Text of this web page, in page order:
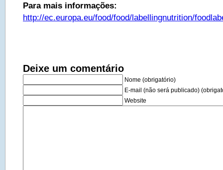
Para mais informações:
http://ec.europa.eu/food/food/labellingnutrition/
Deixe um comentário
Nome (obrigatório)
E-mail (não será publicado)
Website